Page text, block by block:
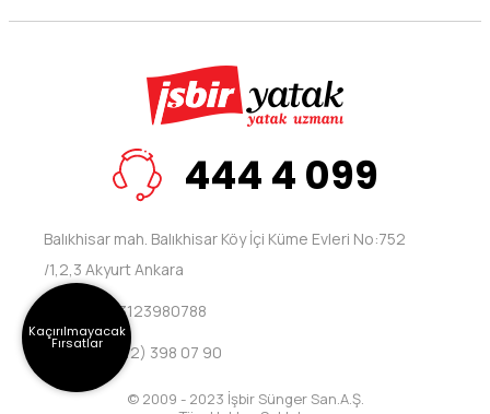
444 4 099
Balıkhisar mah. Balıkhisar Köy İçi Küme Evleri No:752
/1,2,3 Akyurt Ankara
Telefon: 03123980788
Fax: +90 (312) 398 07 90
© 2009 - 2023 İşbir Sünger San.A.Ş.
Kaçırılmayacak
Fırsatlar